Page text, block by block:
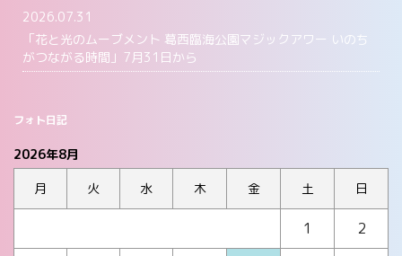
2026.07.31
「花と光のムーブメント 葛西臨海公園マジックアワー いのち
がつながる時間」7月31日から
フォト日記
2026年8月
月
火 水 木 金 土 日
1
2